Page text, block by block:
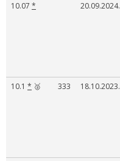
10.07 * 20.09.2024.
10.1 * 🥈 333 18.10.2023.